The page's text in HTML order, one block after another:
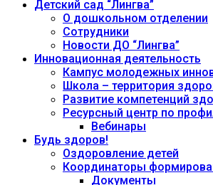
Детский сад “Лингва”
О дошкольном отделении
Сотрудники
Новости ДО “Лингва”
Инновационная деятельность
Кампус молодежных
Школа – территория
Развитие компетенций
Ресурсный центр по
Вебинары
Будь здоров!
Оздоровление детей
Координаторы
Документы